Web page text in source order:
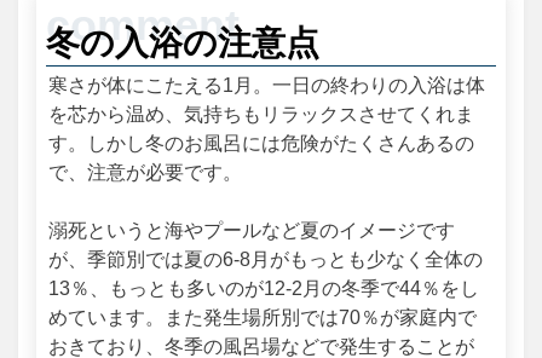
冬の入浴の注意点
寒さが体にこたえる1月。一日の終わりの入浴は体
を芯から温め、気持ちもリラックスさせてくれま
す。しかし冬のお風呂には危険がたくさんあるの
で、注意が必要です。
溺死というと海やプールなど夏のイメージです
が、季節別では夏の6-8月がもっとも少なく全体の
13％、もっとも多いのが12-2月の冬季で44％をし
めています。また発生場所別では70％が家庭内で
おきており、冬季の風呂場などで発生することが